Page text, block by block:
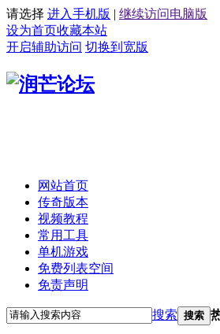
请选择 进入手机版 | 继续访问电脑版
设为首页收藏本站
开启辅助访问 切换到宽版
网站首页
传奇版本
视频教程
常用工具
单机游戏
免费列表空间
免责声明
搜索 搜索